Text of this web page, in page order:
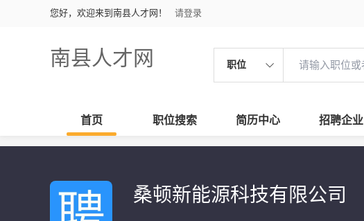
您好，欢迎来到南县人才网！ 请登录
南县人才网 职位
首页 职位搜索 简历中心 招聘企业
桑顿新能源科技有限公司